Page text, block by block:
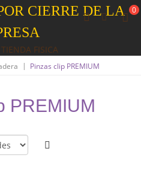
CIERRE DE LA
FISICA
0
| Pinzas clip PREMIUM
PREMIUM